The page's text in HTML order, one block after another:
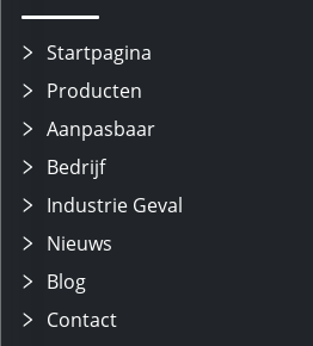
Startpagina
Producten
Aanpasbaar
Bedrijf
Industrie Geval
Nieuws
Blog
Contact